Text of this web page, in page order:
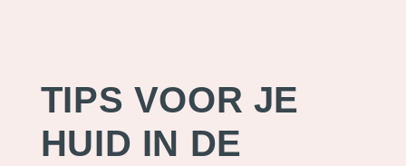
TIPS VOOR JE
HUID IN DE